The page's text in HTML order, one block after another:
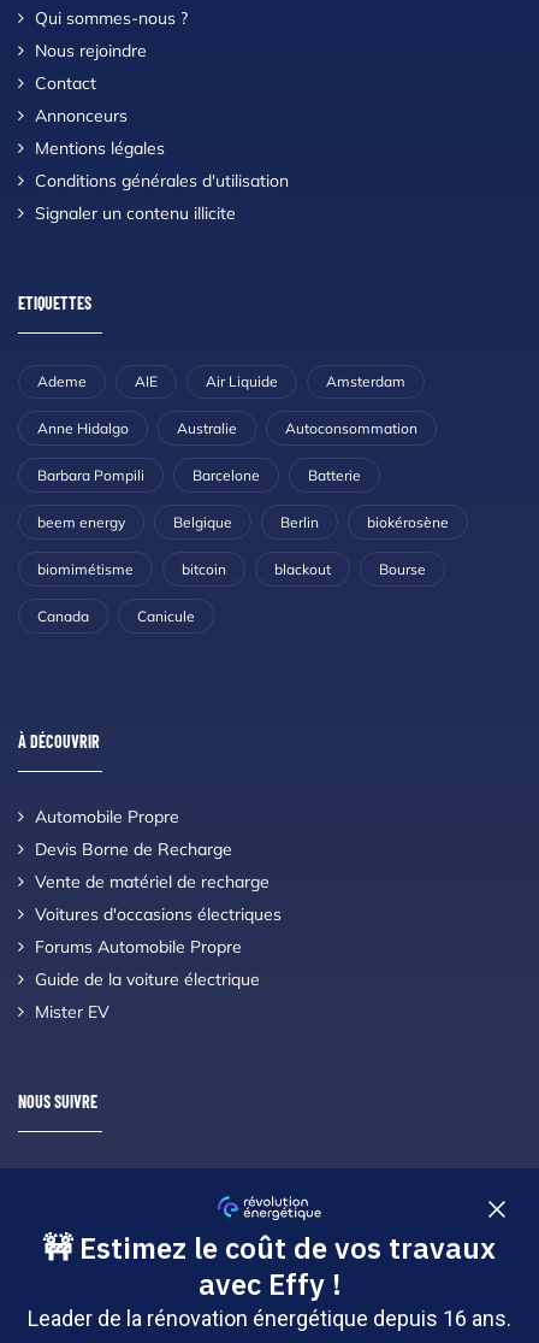
Qui sommes-nous ?
Nous rejoindre
Contact
Annonceurs
Mentions légales
Conditions générales d'utilisation
Signaler un contenu illicite
ETIQUETTES
Ademe AIE Air Liquide Amsterdam
Anne Hidalgo Australie Autoconsommation
Barbara Pompili Barcelone Batterie
beem energy Belgique Berlin biokérosène
biomimétisme bitcoin blackout Bourse
Canada Canicule
À DÉCOUVRIR
Automobile Propre
Devis Borne de Recharge
Vente de matériel de recharge
Voitures d'occasions électriques
Forums Automobile Propre
Guide de la voiture électrique
Mister EV
NOUS SUIVRE